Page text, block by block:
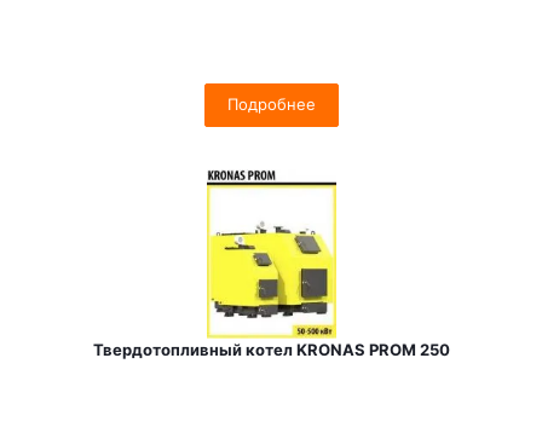
Подробнее
Твердотопливный котел KRONAS PROM 250